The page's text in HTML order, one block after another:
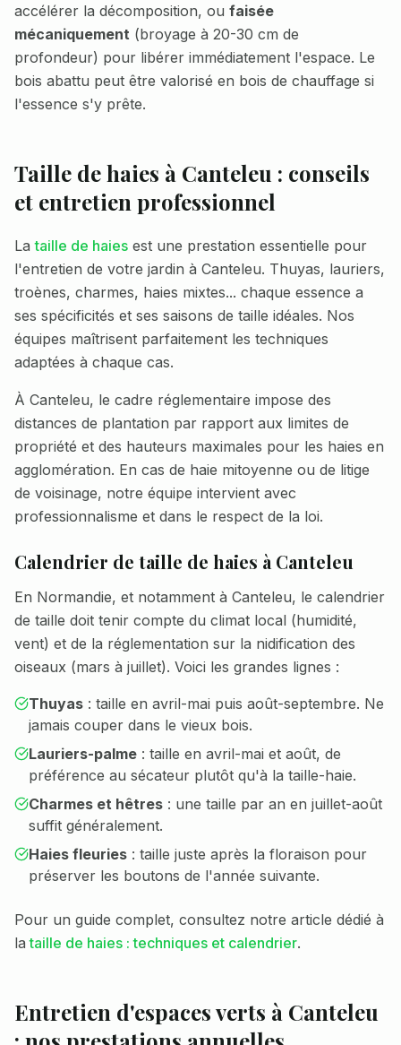
accélérer la décomposition, ou faisée
mécaniquement (broyage à 20-30 cm de
profondeur) pour libérer immédiatement l'espace. Le
bois abattu peut être valorisé en bois de chauffage si
l'essence s'y prête.
Taille de haies à Canteleu : conseils
et entretien professionnel
Lataille de haies est une prestation essentielle pour
l'entretien de votre jardin à Canteleu. Thuyas, lauriers,
troènes, charmes, haies mixtes... chaque essence a
ses spécificités et ses saisons de taille idéales. Nos
équipes maîtrisent parfaitement les techniques
adaptées à chaque cas.
À Canteleu, le cadre réglementaire impose des
distances de plantation par rapport aux limites de
propriété et des hauteurs maximales pour les haies en
agglomération. En cas de haie mitoyenne ou de litige
de voisinage, notre équipe intervient avec
professionnalisme et dans le respect de la loi.
Calendrier de taille de haies à Canteleu
En Normandie, et notamment à Canteleu, le calendrier
de taille doit tenir compte du climat local (humidité,
vent) et de la réglementation sur la nidification des
oiseaux (mars à juillet). Voici les grandes lignes :
Thuyas : taille en avril-mai puis août-septembre. Ne
jamais couper dans le vieux bois.
Lauriers-palme : taille en avril-mai et août, de
préférence au sécateur plutôt qu'à la taille-haie.
Charmes et hêtres : une taille par an en juillet-août
suffit généralement.
Haies fleuries : taille juste après la floraison pour
préserver les boutons de l'année suivante.
Pour un guide complet, consultez notre article dédié à
la taille de haies : techniques et calendrier.
Entretien d'espaces verts à Canteleu